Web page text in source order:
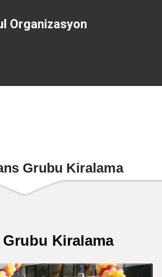
Organizasyon
Grubu Kiralama
Grubu Kiralama